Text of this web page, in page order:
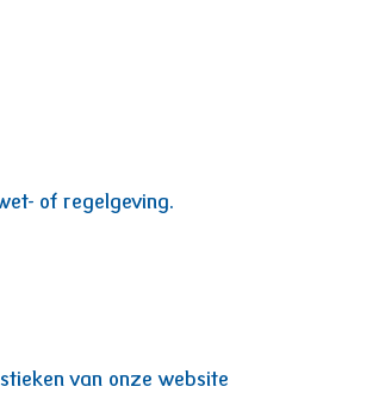
of regelgeving.
van onze website